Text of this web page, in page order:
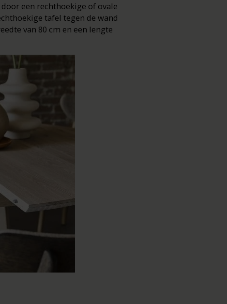
een rechthoekige of ovale
tafel tegen de wand
van 80 cm en een lengte